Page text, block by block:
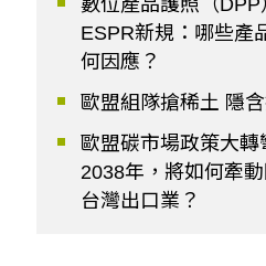
ESPR新規：哪些產
何因應？
歐盟組隊搶稀土 隱
歐盟碳市場政策大
2038年，將如何牽
台灣出口業？